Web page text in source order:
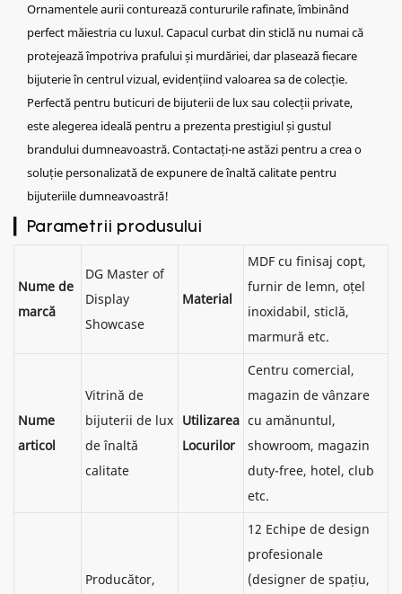
Ornamentele aurii conturează contururile rafinate, îmbinând
perfect măiestria cu luxul. Capacul curbat din sticlă nu numai că
protejează împotriva prafului și murdăriei, dar plasează fiecare
bijuterie în centrul vizual, evidențiind valoarea sa de colecție.
Perfectă pentru buticuri de bijuterii de lux sau colecții private,
este alegerea ideală pentru a prezenta prestigiul și gustul
brandului dumneavoastră. Contactați-ne astăzi pentru a crea o
soluție personalizată de expunere de înaltă calitate pentru
bijuteriile dumneavoastră!
▎Parametrii produsului
Nume de
marcă
DG Master of
Display
Showcase
Material
MDF cu finisaj copt,
furnir de lemn, oțel
inoxidabil, sticlă,
marmură etc.
Nume
articol
Vitrină de
bijuterii de lux
de înaltă
calitate
Utilizarea
Locurilor
Centru comercial,
magazin de vânzare
cu amănuntul,
showroom, magazin
duty-free, hotel, club
etc.
Producător,
12 Echipe de design
profesionale
(designer de spațiu,